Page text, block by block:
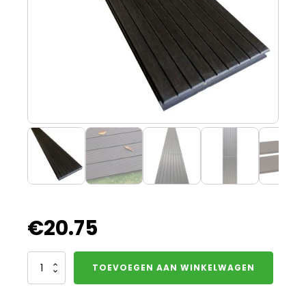
€20.75
Bamboe
vlonderplank
TOEVOEGEN AAN WINKELWAGEN